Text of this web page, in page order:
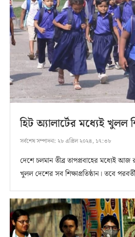
হিট অ্যালার্টের মধ্যেই খুলল
সর্বশেষ সম্পাদনা: ২৮ এপ্রিল ২০২৪, ১৭:৩৮
দেশে চলমান তীব্র তাপপ্রবাহের মধ্যেই আজ
খুলল দেশের সব শিক্ষাপ্রতিষ্ঠান। তবে